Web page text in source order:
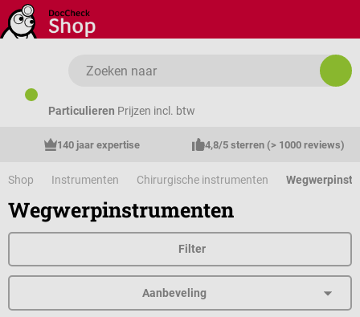
Ga naar de hoofdinhoud
Particulieren Prijzen incl. btw
140 jaar expertise 4,8/5 sterren (> 1000 reviews)
Shop Instrumenten Chirurgische instrumenten
Wegwerpinstrumenten
Filter